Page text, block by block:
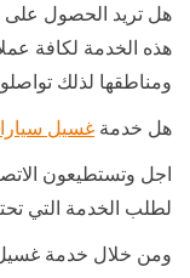
هل تريد الحصول
هذه الخدمة لكافة
ومناطقها لذلك
هل خدمة غسيل
اجل وتستطيعون
لطلب الخدمة التي
ومن خلال خدمة